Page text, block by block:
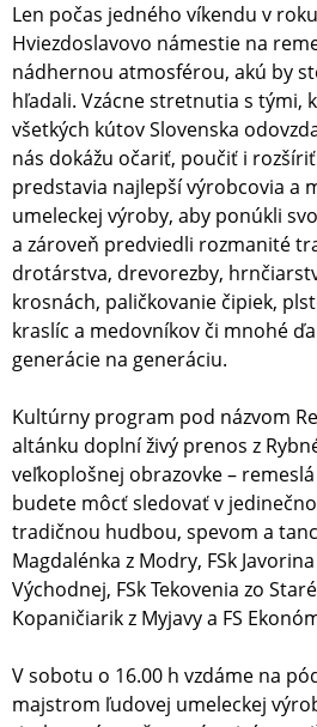
Len počas jedného víkendu v
Hviezdoslavovo námestie na
nádhernou atmosférou, akú by
hľadali. Vzácne stretnutia s tými,
všetkých kútov Slovenska
nás dokážu očariť, poučiť i
predstavia najlepší výrobcovia a
umeleckej výroby, aby ponúkli
a zároveň predviedli rozmanité
drotárstva, drevorezby,
krosnách, paličkovanie čipiek,
kraslíc a medovníkov či mnohé
generácie na generáciu.
Kultúrny program pod názvom
altánku doplní živý prenos z
veľkoplošnej obrazovke –
budete môcť sledovať v
tradičnou hudbou, spevom a
Magdalénka z Modry, FSk
Východnej, FSk Tekovenia zo
Kopaničiarik z Myjavy a FS
V sobotu o 16.00 h vzdáme na
majstrom ľudovej umeleckej